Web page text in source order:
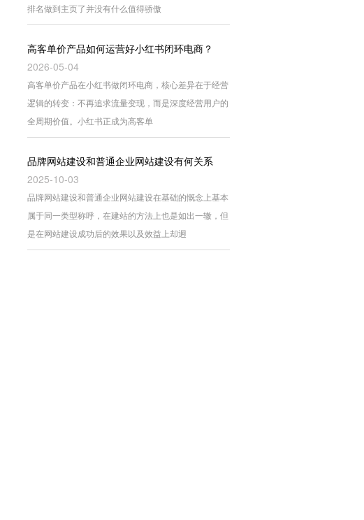
排名做到主页了并没有什么值得骄傲
高客单价产品如何运营好小红书闭环电商？
2026-05-04
高客单价产品在小红书做闭环电商，核心差异在于经营
逻辑的转变：不再追求流量变现，而是深度经营用户的
全周期价值。小红书正成为高客单
品牌网站建设和普通企业网站建设有何关系
2025-10-03
品牌网站建设和普通企业网站建设在基础的慨念上基本
属于同一类型称呼，在建站的方法上也是如出一辙，但
是在网站建设成功后的效果以及效益上却迥